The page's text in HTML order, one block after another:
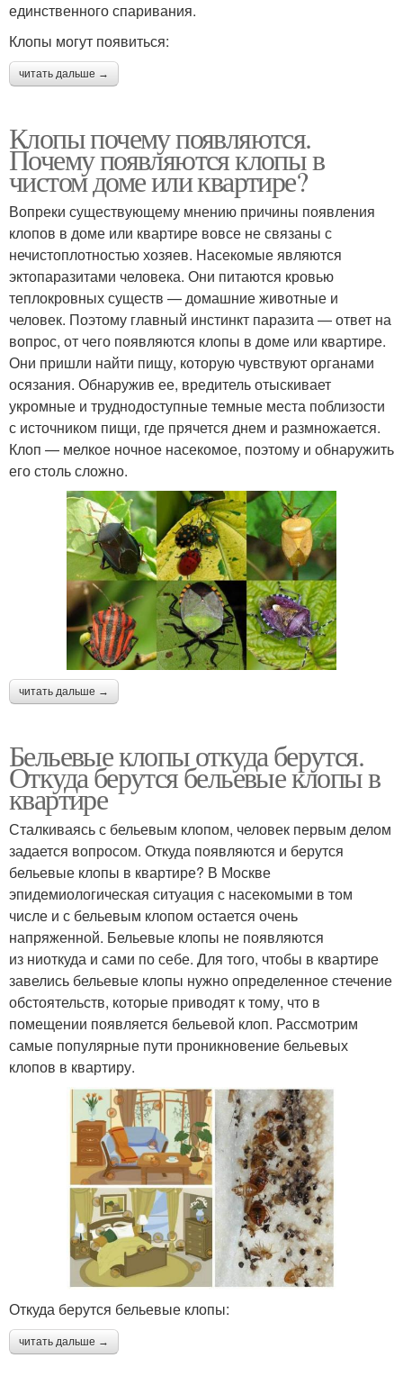
единственного спаривания.
Клопы могут появиться:
читать дальше →
Клопы почему появляются.
Почему появляются клопы в
чистом доме или квартире?
Вопреки существующему мнению причины появления
клопов в доме или квартире вовсе не связаны с
нечистоплотностью хозяев. Насекомые являются
эктопаразитами человека. Они питаются кровью
теплокровных существ — домашние животные и
человек. Поэтому главный инстинкт паразита — ответ на
вопрос, от чего появляются клопы в доме или квартире.
Они пришли найти пищу, которую чувствуют органами
осязания. Обнаружив ее, вредитель отыскивает
укромные и труднодоступные темные места поблизости
с источником пищи, где прячется днем и размножается.
Клоп — мелкое ночное насекомое, поэтому и обнаружить
его столь сложно.
читать дальше →
Бельевые клопы откуда берутся.
Откуда берутся бельевые клопы в
квартире
Сталкиваясь с бельевым клопом, человек первым делом
задается вопросом. Откуда появляются и берутся
бельевые клопы в квартире? В Москве
эпидемиологическая ситуация с насекомыми в том
числе и с бельевым клопом остается очень
напряженной. Бельевые клопы не появляются
из ниоткуда и сами по себе. Для того, чтобы в квартире
завелись бельевые клопы нужно определенное стечение
обстоятельств, которые приводят к тому, что в
помещении появляется бельевой клоп. Рассмотрим
самые популярные пути проникновение бельевых
клопов в квартиру.
Откуда берутся бельевые клопы:
читать дальше →